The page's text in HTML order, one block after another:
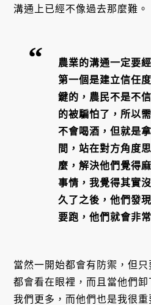
溝通上已經不像過去那麼難。
農業的溝通一定要
第一個是建立信任
鍵的，農民不是不
的被騙怕了，所以
不會喝酒，但就是
間，站在對方角度
麼，解決他們覺得
事情，我覺得其實
久了之後，他們發
要跑，他們就會非
當然一開始都會有防禦，但
都會看在眼裡，而且當他們
我們更多，而他們也是我很